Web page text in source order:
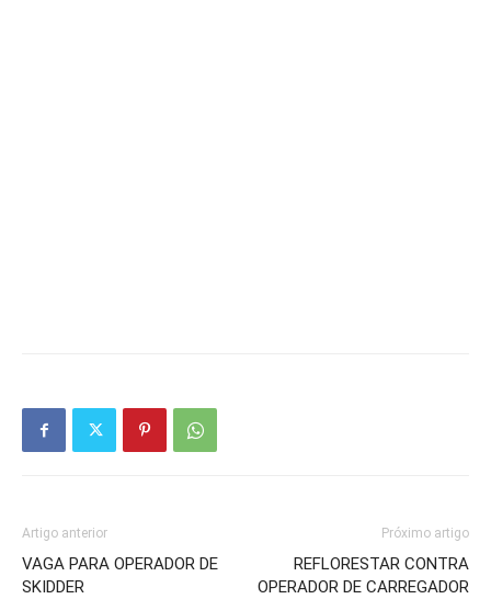
Artigo anterior
VAGA PARA OPERADOR DE
SKIDDER
Próximo artigo
REFLORESTAR CONTRA
OPERADOR DE CARREGADOR